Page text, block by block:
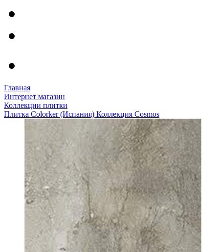
Главная
Интернет магазин
Коллекции плитки
Плитка Colorker (Испания) Коллекция Cosmos